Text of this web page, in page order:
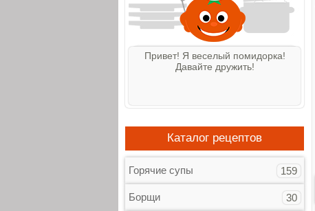
Привет! Я веселый помидорка!
Давайте дружить!
Каталог рецептов
Горячие супы 159
Борщи 30